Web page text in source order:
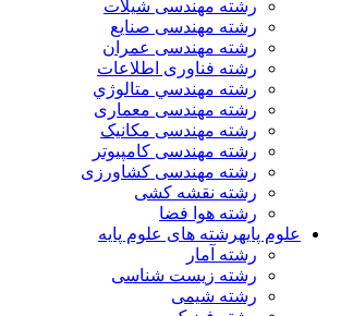
رشته مهندسی شیلات
رشته مهندسی صنایع
رشته مهندسی عمران
رشته فناوری اطلاعات
رشته مهندسي متالوژي
رشته مهندسی معماری
رشته مهندسی مکانیک
رشته مهندسی کامپیوتر
رشته مهندسی کشاورزی
رشته نقشه کشی
رشته هوا فضا
علوم پایهرشته های علوم پایه
رشته آمار
رشته زیست شناسی
رشته شیمی